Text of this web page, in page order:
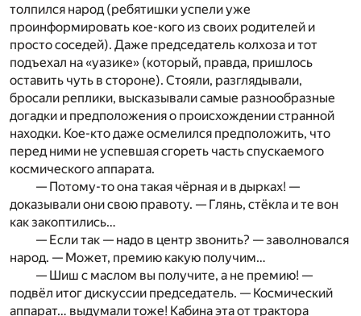
толпился народ (ребятишки успели уже
проинформировать кое-кого из своих родителей и
просто соседей). Даже председатель колхоза и тот
подъехал на «уазике» (который, правда, пришлось
оставить чуть в стороне). Стояли, разглядывали,
бросали реплики, высказывали самые разнообразные
догадки и предположения о происхождении странной
находки. Кое-кто даже осмелился предположить, что
перед ними не успевшая сгореть часть спускаемого
космического аппарата.
— Потому-то она такая чёрная и в дырках! —
доказывали они свою правоту. — Глянь, стёкла и те вон
как закоптились…
— Если так — надо в центр звонить? — заволновался
народ. — Может, премию какую получим…
— Шиш с маслом вы получите, а не премию! —
подвёл итог дискуссии председатель. — Космический
аппарат… выдумали тоже! Кабина эта от трактора